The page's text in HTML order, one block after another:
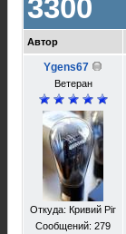
3300
Автор
Ygens67
Ветеран
Откуда: Кривий Ріг
Сообщений: 279